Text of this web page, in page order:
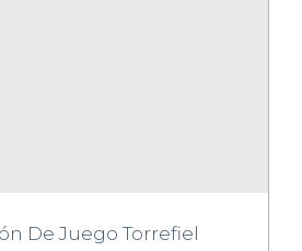
De Juego Torrefiel